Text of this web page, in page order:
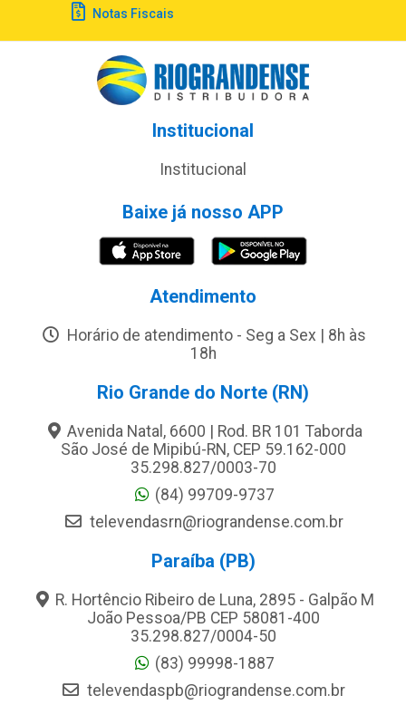
Notas Fiscais
Institucional
Institucional
Baixe já nosso APP
Atendimento
Horário de atendimento - Seg a Sex | 8h às
18h
Rio Grande do Norte (RN)
Avenida Natal, 6600 | Rod. BR 101 Taborda
São José de Mipibú-RN, CEP 59.162-000
35.298.827/0003-70
(84) 99709-9737
televendasrn@riograndense.com.br
Paraíba (PB)
R. Hortêncio Ribeiro de Luna, 2895 - Galpão M
João Pessoa/PB CEP 58081-400
35.298.827/0004-50
(83) 99998-1887
televendaspb@riograndense.com.br